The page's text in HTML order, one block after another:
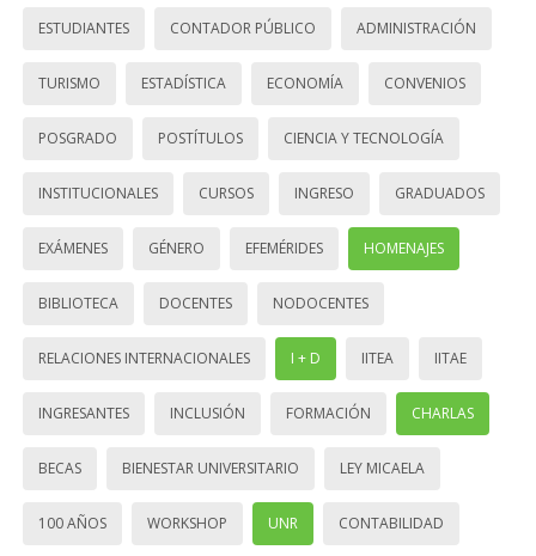
ESTUDIANTES CONTADOR PÚBLICO ADMINISTRACIÓN
TURISMO ESTADÍSTICA ECONOMÍA CONVENIOS
POSGRADO POSTÍTULOS CIENCIA Y TECNOLOGÍA
INSTITUCIONALES CURSOS INGRESO GRADUADOS
EXÁMENES GÉNERO EFEMÉRIDES HOMENAJES
BIBLIOTECA DOCENTES NODOCENTES
RELACIONES INTERNACIONALES I + D IITEA IITAE
INGRESANTES INCLUSIÓN FORMACIÓN CHARLAS
BECAS BIENESTAR UNIVERSITARIO LEY MICAELA
100 AÑOS WORKSHOP UNR CONTABILIDAD